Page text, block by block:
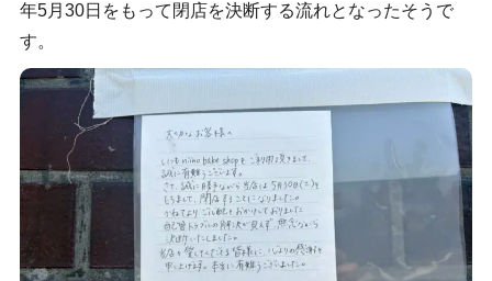
年5月30日をもって閉店を決断する流れとなったそうで
す。